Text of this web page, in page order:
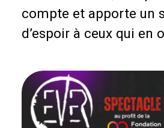
compte et apporte un
d’espoir à ceux qui en